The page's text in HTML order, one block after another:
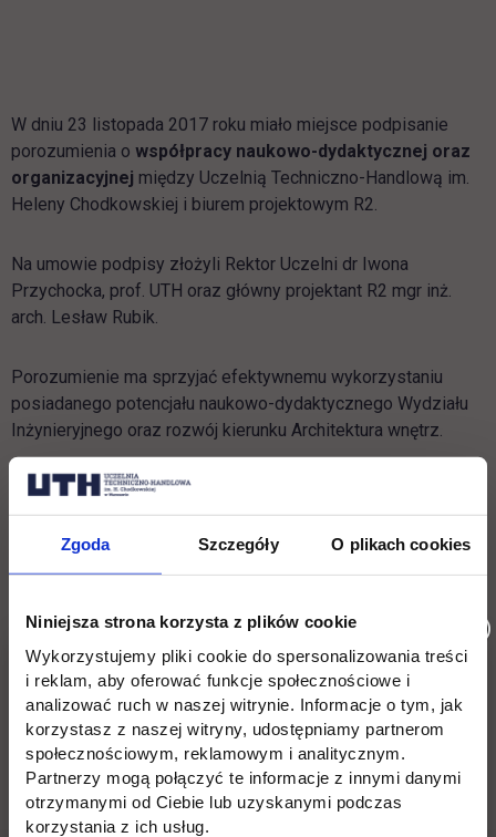
Zgoda Szczegóły O plikach cookies
Niniejsza strona korzysta z plików cookie
Wykorzystujemy pliki cookie do spersonalizowania treści
i reklam, aby oferować funkcje społecznościowe i
analizować ruch w naszej witrynie. Informacje o tym, jak
korzystasz z naszej witryny, udostępniamy partnerom
społecznościowym, reklamowym i analitycznym.
Partnerzy mogą połączyć te informacje z innymi danymi
otrzymanymi od Ciebie lub uzyskanymi podczas
korzystania z ich usług.
W dniu 23 listopada 2017 roku miało miejsce podpisanie
porozumienia o współpracy naukowo-dydaktycznej oraz
organizacyjnej między Uczelnią Techniczno-Handlową im.
Heleny Chodkowskiej i biurem projektowym R2.
Na umowie podpisy złożyli Rektor Uczelni dr Iwona
Przychocka, prof. UTH oraz główny projektant R2 mgr inż.
arch. Lesław Rubik.
Porozumienie ma sprzyjać efektywnemu wykorzystaniu
posiadanego potencjału naukowo-dydaktycznego Wydziału
Inżynieryjnego oraz rozwój kierunku Architektura wnętrz.
Biuro Projektów R2:
Biuro zajmuje się kompleksową obsługą inwestycji (od
konsultacji projektowych, po analizy, do projektów
koncepcyjnych), opracowywaniem dokumentacji projektowej,
Projektowe R2 powstało w 1999 roku i jest zwycięzcą wielu
konkursów architektonicznych.